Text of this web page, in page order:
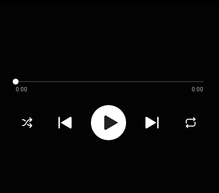
0:00 0:00